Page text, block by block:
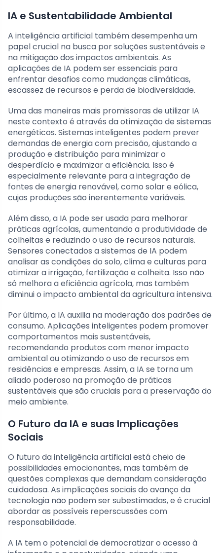
IA e Sustentabilidade Ambiental
A inteligência artificial também desempenha um
papel crucial na busca por soluções sustentáveis e
na mitigação dos impactos ambientais. As
aplicações de IA podem ser essenciais para
enfrentar desafios como mudanças climáticas,
escassez de recursos e perda de biodiversidade.
Uma das maneiras mais promissoras de utilizar IA
neste contexto é através da otimização de sistemas
energéticos. Sistemas inteligentes podem prever
demandas de energia com precisão, ajustando a
produção e distribuição para minimizar o
desperdício e maximizar a eficiência. Isso é
especialmente relevante para a integração de
fontes de energia renovável, como solar e eólica,
cujas produções são inerentemente variáveis.
Além disso, a IA pode ser usada para melhorar
práticas agrícolas, aumentando a produtividade de
colheitas e reduzindo o uso de recursos naturais.
Sensores conectados a sistemas de IA podem
analisar as condições do solo, clima e culturas para
otimizar a irrigação, fertilização e colheita. Isso não
só melhora a eficiência agrícola, mas também
diminui o impacto ambiental da agricultura intensiva.
Por último, a IA auxilia na moderação dos padrões de
consumo. Aplicações inteligentes podem promover
comportamentos mais sustentáveis,
recomendando produtos com menor impacto
ambiental ou otimizando o uso de recursos em
residências e empresas. Assim, a IA se torna um
aliado poderoso na promoção de práticas
sustentáveis que são cruciais para a preservação do
meio ambiente.
O Futuro da IA e suas Implicações
Sociais
O futuro da inteligência artificial está cheio de
possibilidades emocionantes, mas também de
questões complexas que demandam consideração
cuidadosa. As implicações sociais do avanço da
tecnologia não podem ser subestimadas, e é crucial
abordar as possíveis reperscussões com
responsabilidade.
A IA tem o potencial de democratizar o acesso à